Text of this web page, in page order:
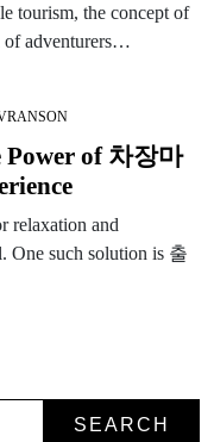
tourism, the concept of
of adventurers…
of 차장마
relaxation and
One such solution is 출
SEARCH